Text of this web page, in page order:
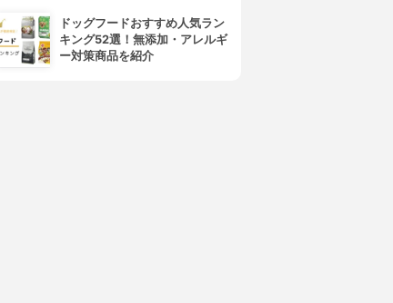
ドッグフードおすすめ人気ラン
キング52選！無添加・アレルギ
ー対策商品を紹介